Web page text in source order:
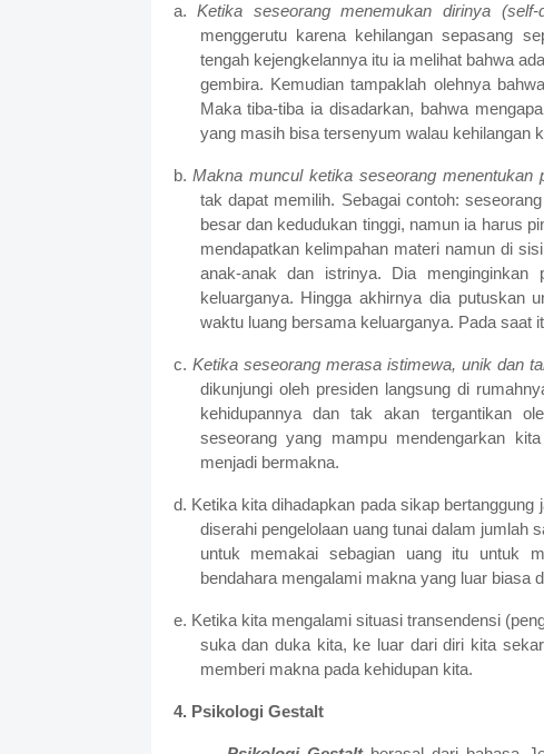
a.Ketika seseorang menemukan dirinya (self-
menggerutu karena kehilangan sepasang
tengah kejengkelannya itu ia melihat bahwa
gembira. Kemudian tampaklah olehnya
Maka tiba-tiba ia disadarkan, bahwa
yang masih bisa tersenyum walau kehilangan
b.Makna muncul ketika seseorang menentukan
tak dapat memilih. Sebagai contoh:
besar dan kedudukan tinggi, namun ia harus
mendapatkan kelimpahan materi namun di
anak-anak dan istrinya. Dia
keluarganya. Hingga akhirnya dia putuskan
waktu luang bersama keluarganya. Pada saat
c. Ketika seseorang merasa istimewa, unik dan
dikunjungi oleh presiden langsung di
kehidupannya dan tak akan tergantikan
seseorang yang mampu mendengarkan
menjadi bermakna.
d. Ketika kita dihadapkan pada sikap
diserahi pengelolaan uang tunai dalam jumlah
untuk memakai sebagian uang itu untuk
bendahara mengalami makna yang luar biasa
e. Ketika kita mengalami situasi transendensi
suka dan duka kita, ke luar dari diri kita
memberi makna pada kehidupan kita.
4. Psikologi Gestalt